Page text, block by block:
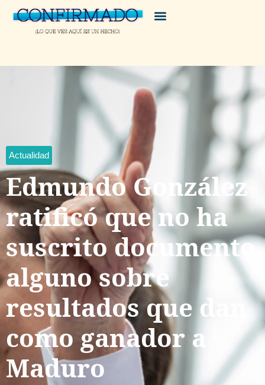
Actualidad
Edmundo González
ratificó que no ha
suscrito documento
alguno sobre
resultados que dan
como ganador a
Maduro